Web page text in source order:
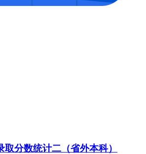
取分数统计二（省外本科）